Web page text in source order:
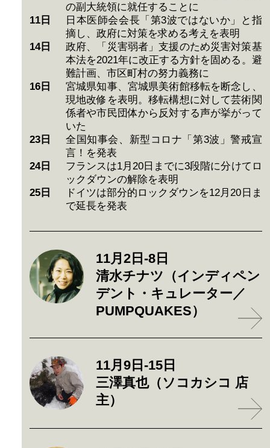
の副大統領に就任することに
11日
日本医師会会長「第3波ではないか」と指
摘し、政府に対策を求める考えを表明
14日
政府、「災害弱者」支援のため災害対策基
本法を2021年に改正する方針を固める。避
難計画、市区町村の努力義務に
16日
宮城県知事、宮城県美術館移転を断念し、
現地改修を表明。移転構想に対して芸術関
係者や市民団体から反対する声が挙がって
いた
23日
全国知事会、新型コロナ「第3波」警戒宣
言！を発表
24日
フランスは1月20日までに3段階に分けてロ
ックダウンの解除を表明
25日
ドイツは部分的ロックダウンを12月20日ま
で延長を発表
11月2日-8日
清水チナツ（インディペン
デント・キュレーター／
PUMPQUAKES）
11月9日-15日
三澤真也（ソコカシコ 店
主）